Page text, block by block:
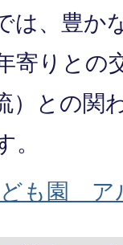
は、豊か
寄りとの
）との関
。
ども園 ア